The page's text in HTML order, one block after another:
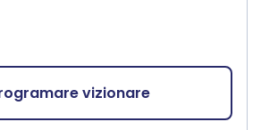
vizionare